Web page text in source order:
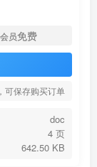
员免费
可保存购买订单
doc
4 页
642.50 KB